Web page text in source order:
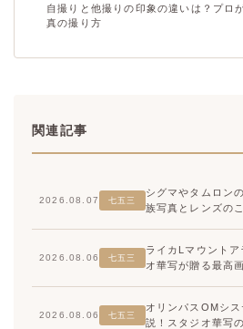
自撮りと他撮りの印象の違いは？プロ
真の撮り方
関連記事
2026.08.07 七五三
シグマやタムロン
族写真とレンズの
2026.08.06 七五三
ライカLマウント
オ華写が贈る最高
2026.08.06 七五三
オリンパスOMシ
説！スタジオ華写